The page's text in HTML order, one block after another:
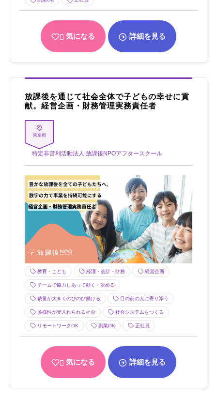
気になる 詳細を見る
放課後を通じて社会全体で子どもの幸せに貢
献。経営企画・財務管理実務責任者
東京都
特定非営利活動法人 放課後NPOアフタースクール
教育・こども 経理・会計・財務 経営企画
チームで協力しあって動く・決める
裁量が大きくのびのび働ける 目の前の人に寄り添う
多様性が受入れられる社会 社会システムをつくる
リモートワークOK 副業OK 正社員
気になる 詳細を見る